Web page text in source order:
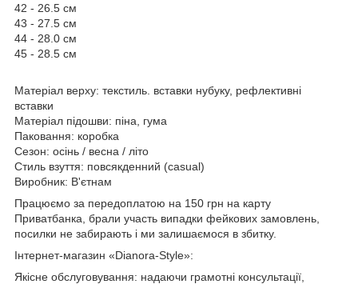
42 - 26.5 см
43 - 27.5 см
44 - 28.0 см
45 - 28.5 см
Матеріал верху: текстиль. вставки нубуку, рефлективні
вставки
Матеріал підошви: піна, гума
Паковання: коробка
Сезон: осінь / весна / літо
Стиль взуття: повсякденний (casual)
Виробник: В'єтнам
Працюємо за передоплатою на 150 грн на карту
Приватбанка, брали участь випадки фейкових замовлень,
посилки не забирають і ми залишаємося в збитку.
Інтернет-магазин «Dianora-Style»:
Якісне обслуговування: надаючи грамотні консультації,